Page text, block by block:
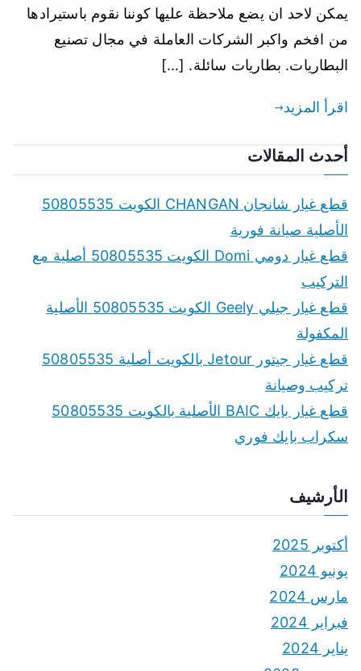
يمكن لاحد ان يضع ملاحظة عليها كوننا نقوم باستيرادها
من افخم واكبر الشركات العاملة في مجال تصنيع
البطاريات. بطاريات سائلة. […]
اقرأ المزيد
أحدث المقالات
قطع غيار شانجان CHANGAN الكويت 50805535
الأصلية صيانة فورية
قطع غيار دومي Domi الكويت 50805535 أصلية مع
التركيب
قطع غيار جيلي Geely الكويت 50805535 الأصلية
المكفولة
قطع غيار جيتور Jetour بالكويت أصلية 50805535
تركيب وصيانة
قطع غيار بايك BAIC الأصلية بالكويت 50805535
سكراب بايك فوري
الأرشيف
أكتوبر 2025
يونيو 2024
مارس 2024
فبراير 2024
يناير 2024